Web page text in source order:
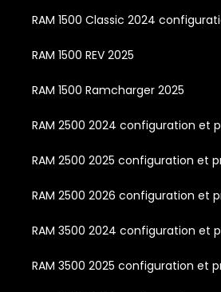
RAM 1500 Classic 2024
RAM 1500 REV 2025
RAM 1500 Ramcharger 2025
RAM 2500 2024 configuration et
RAM 2500 2025 configuration et
RAM 2500 2026 configuration et
RAM 3500 2024 configuration et
RAM 3500 2025 configuration et